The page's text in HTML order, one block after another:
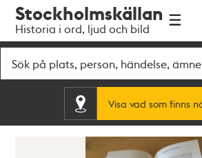
navigationen
huvudinnehållet
Stockholmskällan
Historia i ord, ljud och bild
Visa vad som finns